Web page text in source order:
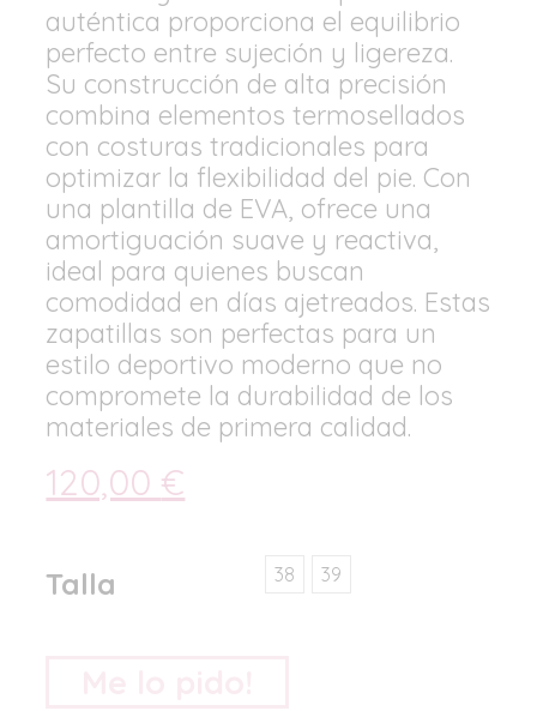
auténtica proporciona el equilibrio
perfecto entre sujeción y ligereza.
Su construcción de alta precisión
combina elementos termosellados
con costuras tradicionales para
optimizar la flexibilidad del pie. Con
una plantilla de EVA, ofrece una
amortiguación suave y reactiva,
ideal para quienes buscan
comodidad en días ajetreados. Estas
zapatillas son perfectas para un
estilo deportivo moderno que no
compromete la durabilidad de los
materiales de primera calidad.
120,00 €
Talla 38 39